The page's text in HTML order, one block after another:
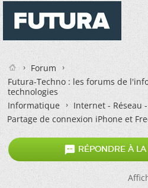
Forum
Futura-Techno : les forums de
technologies
Informatique
Internet - Réseau
Partage de connexion iPhone et
 RÉPONDRE À